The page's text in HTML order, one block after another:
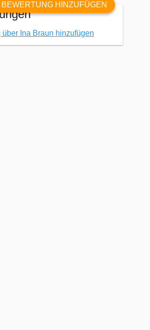
BEWERTUNG HINZUFÜGEN
über Ina Braun hinzufügen